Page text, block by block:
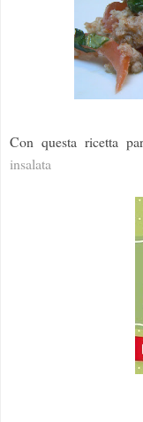
Con questa ricetta
insalata